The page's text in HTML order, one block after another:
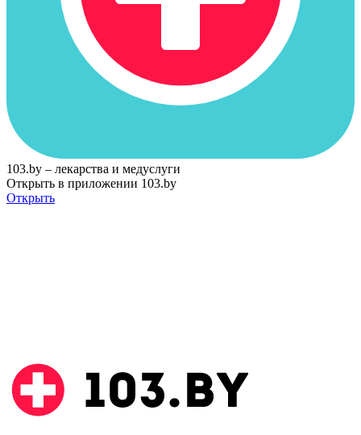
103.by – лекарства и медуслуги
Открыть в приложении 103.by
Открыть